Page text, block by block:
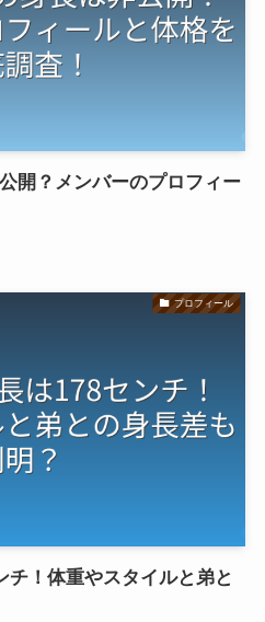
開？メンバーのプロフィー
プロフィール
チ！体重やスタイルと弟と